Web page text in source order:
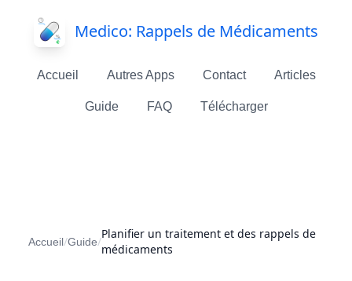
Medico: Rappels de Médicaments
Accueil Autres Apps Contact Articles
Guide FAQ Télécharger
Accueil/Guide/
Planifier un traitement et des rappels de
médicaments